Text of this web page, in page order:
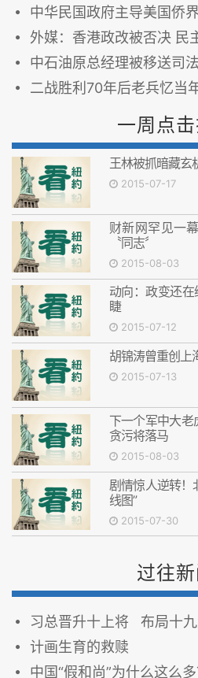
中华民国政府主导美国侨界纪
外媒：香港政改被否决 民
中石油原总经理被移送司
二战胜利70年后老兵忆当
一周点
王林被抓暗藏玄
2015-07-17
财新网罕见一
〝同志〞
2015-08-03
动向：政变还
睫
2015-07-12
胡锦涛曾重创上
2015-07-13
下一个军中大
贪污将落马
2015-08-03
剧情惊人逆转！
线图”
2015-07-30
过往新
习总晋升十上将 布局十
计画生育的救赎
中国“假和尚”为什么这么多